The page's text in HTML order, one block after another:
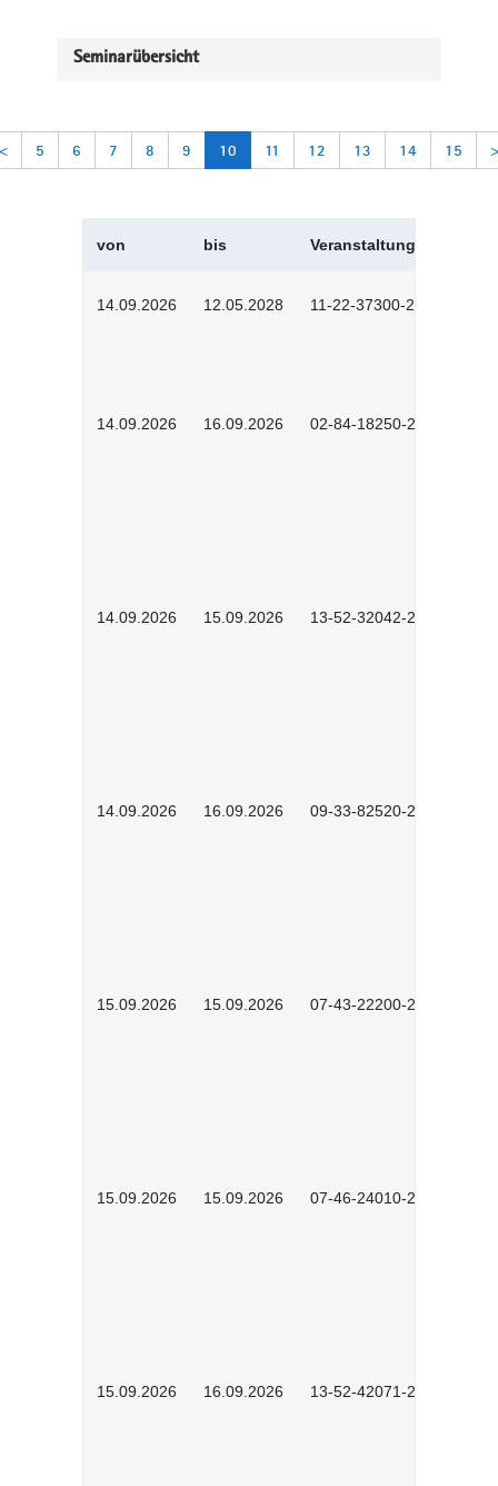
Seminarübersicht
< 5 6 7 8 9 10 11 12 13 14 15 >
von bis Veranstaltungskürzel
14.09.2026 12.05.2028 11-22-37300-2604
14.09.2026 16.09.2026 02-84-18250-2504
14.09.2026 15.09.2026 13-52-32042-2601
14.09.2026 16.09.2026 09-33-82520-2601
15.09.2026 15.09.2026 07-43-22200-2601
15.09.2026 15.09.2026 07-46-24010-2602
15.09.2026 16.09.2026 13-52-42071-2601